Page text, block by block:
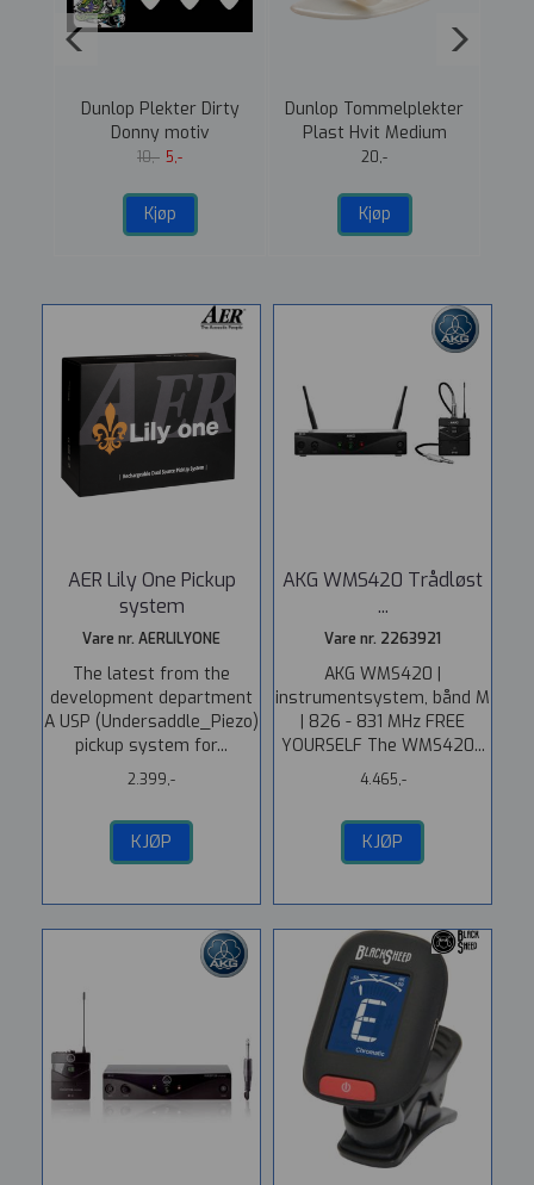
Dunlop Plekter Dirty
Donny motiv
10,- 5,-
Kjøp
Dunlop Tommelplekter
Plast Hvit Medium
20,-
Kjøp
AER Lily One Pickup
system
Vare nr. AERLILYONE
The latest from the
development department
A USP (Undersaddle_Piezo)
pickup system for...
2.399,-
KJØP
AKG WMS420 Trådløst
...
Vare nr. 2263921
AKG WMS420 |
instrumentsystem, bånd M
| 826 - 831 MHz FREE
YOURSELF The WMS420...
4.465,-
KJØP